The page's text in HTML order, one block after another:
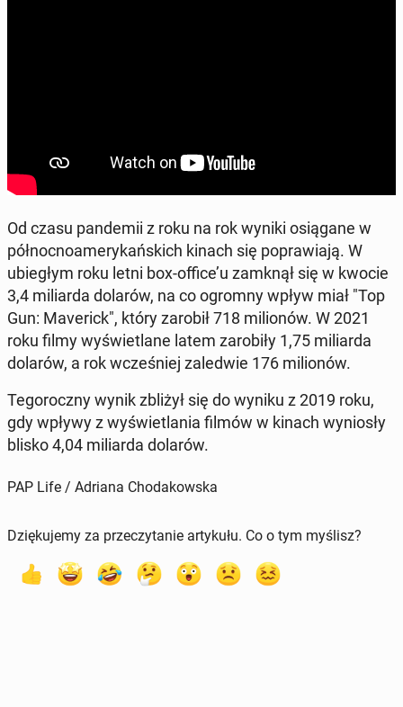
Od czasu pan­de­mii z roku na rok wyniki osią­ga­ne w
pół­noc­no­ame­ry­kań­skich kinach się po­pra­wia­ją. W
ubie­głym roku letni box-office’u zamknął się w kwocie
3,4 mi­liar­da dolarów, na co ogromny wpływ miał "Top
Gun: Ma­ve­rick", który zarobił 718 mi­lio­nów. W 2021
roku filmy wy­świe­tla­ne latem za­ro­bi­ły 1,75 mi­liar­da
dolarów, a rok wcze­śniej za­le­d­wie 176 mi­lio­nów.
Te­go­rocz­ny wynik zbliżył się do wyniku z 2019 roku,
gdy wpływy z wy­świe­tla­nia filmów w kinach wy­nio­sły
blisko 4,04 mi­liar­da dolarów.
PAP Life / Adriana Chodakowska
Dziękujemy za przeczytanie artykułu. Co o tym myślisz?